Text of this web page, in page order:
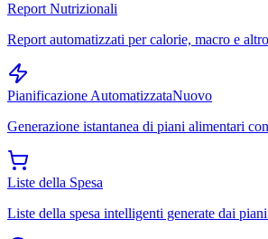
Report Nutrizionali
Report automatizzati per calorie, macro e altro
Pianificazione AutomatizzataNuovo
Generazione istantanea di piani alimentari
Liste della Spesa
Liste della spesa intelligenti generate dai